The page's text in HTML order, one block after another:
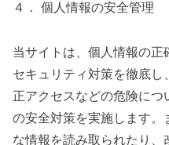
４． 個人情報の安全管理
当サイトは、個人情報の正
セキュリティ対策を徹底
正アクセスなどの危険に
の安全対策を実施します
な情報を読み取られたり